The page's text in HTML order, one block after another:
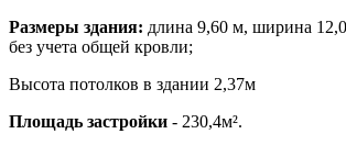
Размеры здания: длина 9,60 м, ширина
без учета общей кровли;
Высота потолков в здании 2,37м
Площадь застройки - 230,4м².